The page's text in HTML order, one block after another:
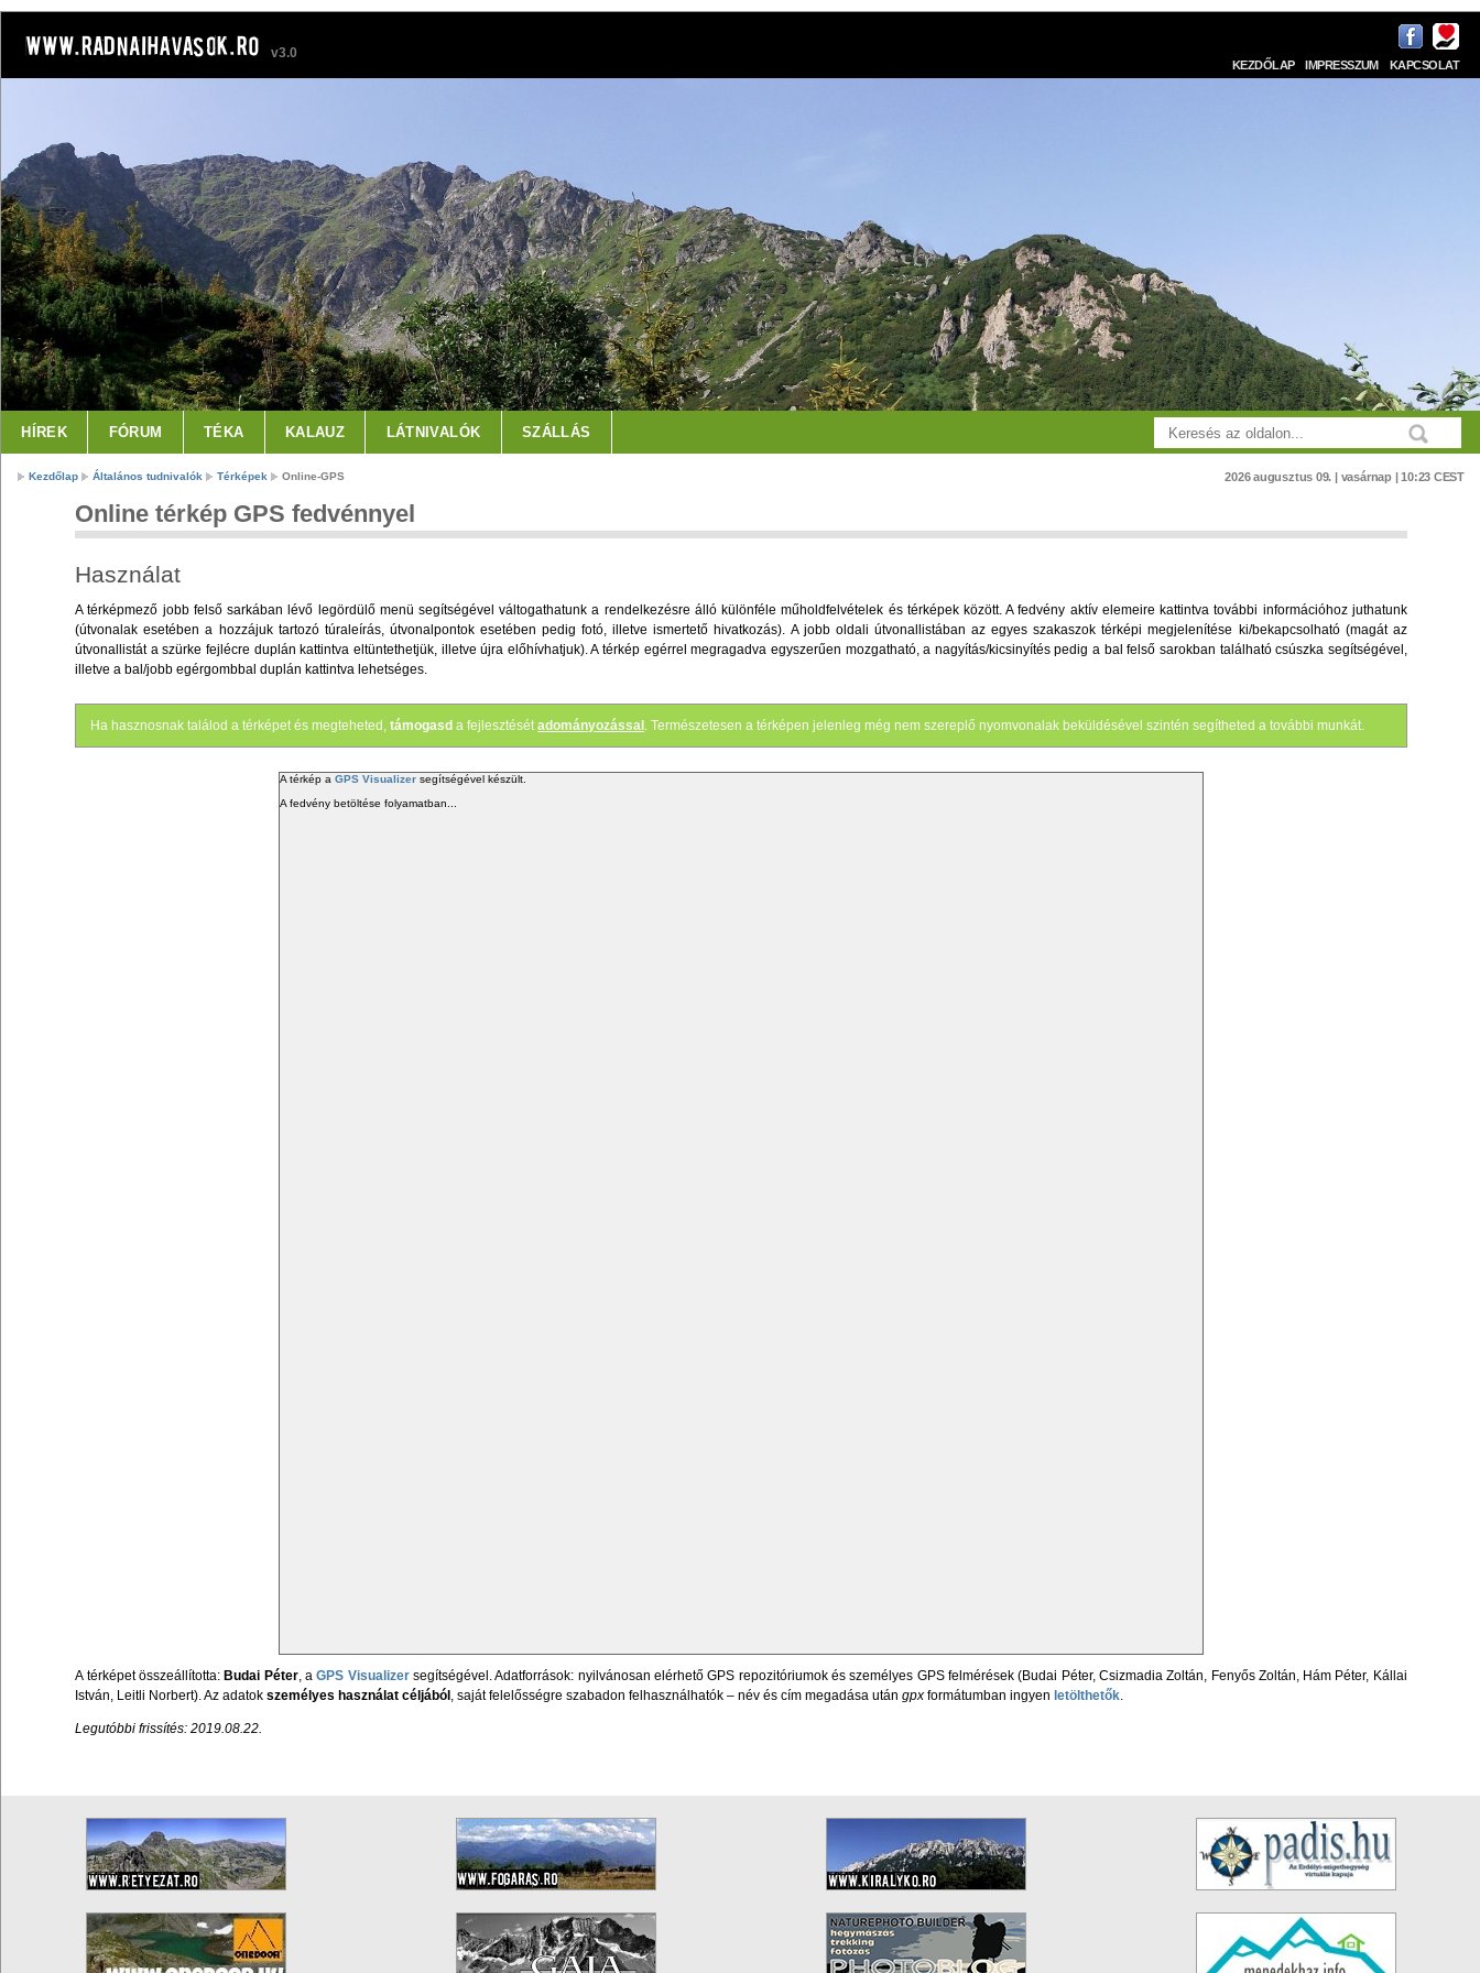
v3.0
KEZDŐLAP IMPRESSZUM KAPCSOLAT
HÍREK FÓRUM TÉKA KALAUZ LÁTNIVALÓK SZÁLLÁS
Kezdőlap Általános tudnivalók Térképek Online-GPS 2026 augusztus 09. | vasárnap | 10:23 CEST
Online térkép GPS fedvénnyel
Használat
A térképmező jobb felső sarkában lévő legördülő menü segítségével váltogathatunk a rendelkezésre álló különféle műholdfelvételek és térképek között. A fedvény aktív elemeire kattintva további információhoz juthatunk
(útvonalak esetében a hozzájuk tartozó túraleírás, útvonalpontok esetében pedig fotó, illetve ismertető hivatkozás). A jobb oldali útvonallistában az egyes szakaszok térképi megjelenítése ki/bekapcsolható (magát az
útvonallistát a szürke fejlécre duplán kattintva eltüntethetjük, illetve újra előhívhatjuk). A térkép egérrel megragadva egyszerűen mozgatható, a nagyítás/kicsinyítés pedig a bal felső sarokban található csúszka segítségével,
illetve a bal/jobb egérgombbal duplán kattintva lehetséges.
Ha hasznosnak találod a térképet és megteheted,támogasd a fejlesztésétadományozással. Természetesen a térképen jelenleg még nem szereplő nyomvonalak beküldésével szintén segítheted a további munkát.
A térkép a GPS Visualizersegítségével készült.
A fedvény betöltése folyamatban...
A térképet összeállította:Budai Péter, aGPS Visualizersegítségével. Adatforrások: nyilvánosan elérhető GPS repozitóriumok és személyes GPS felmérések (Budai Péter, Csizmadia Zoltán, Fenyős Zoltán, Hám Péter, Kállai
István, Leitli Norbert). Az adatokszemélyes használat céljából, saját felelősségre szabadon felhasználhatók – név és cím megadása utángpx formátumban ingyenletölthetők.
Legutóbbi frissítés: 2019.08.22.